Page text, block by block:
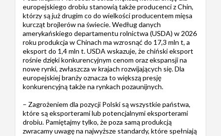
europejskiego drobiu stanowią także producenci z Chin,
którzy są już drugim co do wielkości producentem mięsa
kurcząt brojlerów na świecie. Według danych
amerykańskiego departamentu rolnictwa (USDA) w 2026
roku produkcja w Chinach ma wzrosnąć do 17,3 mln t, a
eksport do 1,4 mln t. USDA wskazuje, że chiński eksport
rośnie dzięki konkurencyjnym cenom oraz ekspansji na
nowe rynki, zwłaszcza w krajach rozwijających się. Dla
europejskiej branży oznacza to większą presję
konkurencyjną także na rynkach pozaunijnych.
– Zagrożeniem dla pozycji Polski są wszystkie państwa,
które są eksporterami lub potencjalnymi eksporterami
drobiu. Pamiętajmy tylko, że poza samą produkcją
zwracamy uwagę na najwyższe standardy, które spełniają